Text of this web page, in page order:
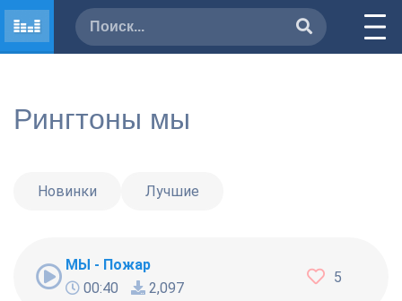
Рингтоны мы
Новинки Лучшие
МЫ - Пожар
00:40
2,097
5